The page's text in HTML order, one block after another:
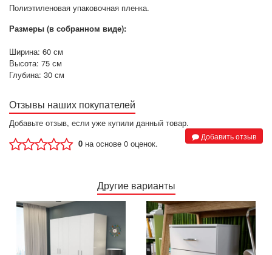
Полиэтиленовая упаковочная пленка.
Размеры (в собранном виде):
Ширина: 60 см
Высота: 75 см
Глубина: 30 см
Отзывы наших покупателей
Добавьте отзыв, если уже купили данный товар.
Добавить отзыв
0 на основе 0 оценок.
Другие варианты